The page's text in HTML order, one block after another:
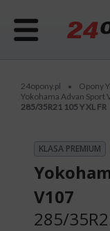
24opony.pl • Opony
Yokohama Advan Sport
285/35R21 105 Y XL FR
KLASA PREMIUM
V107
285/